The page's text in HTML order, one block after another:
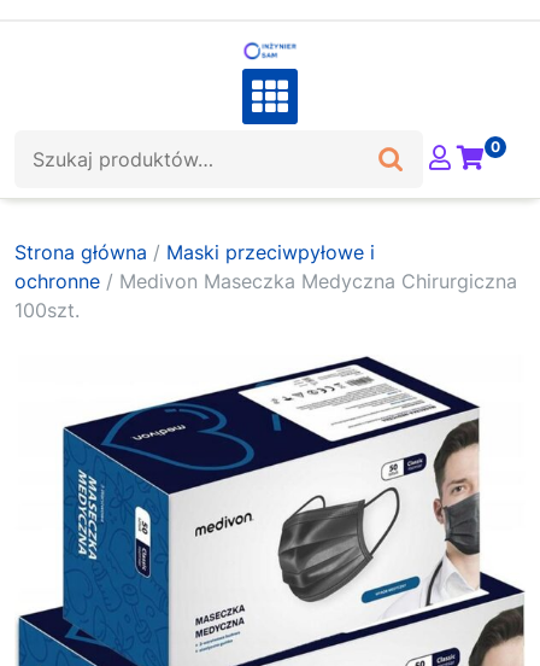
0
Strona główna / Maski przeciwpyłowe i
ochronne / Medivon Maseczka Medyczna Chirurgiczna
100szt.